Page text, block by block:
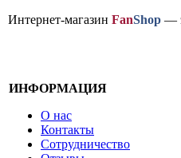
Интернет-магазин FanShop —
ИНФОРМАЦИЯ
О нас
Контакты
Сотрудничество